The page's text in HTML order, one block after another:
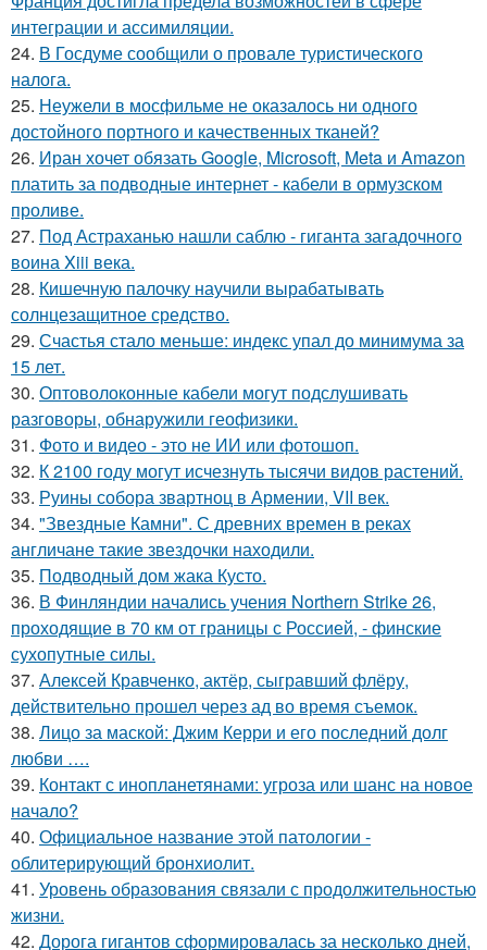
интеграции и ассимиляции.
24. В Госдуме сообщили о провале туристического
налога.
25. Неужели в мосфильме не оказалось ни одного
достойного портного и качественных тканей?
26. Иран хочет обязать Google, Microsoft, Meta и Amazon
платить за подводные интернет - кабели в ормузском
проливе.
27. Под Астраханью нашли саблю - гиганта загадочного
воина Xiii века.
28. Кишечную палочку научили вырабатывать
солнцезащитное средство.
29. Счастья стало меньше: индекс упал до минимума за
15 лет.
30. Оптоволоконные кабели могут подслушивать
разговоры, обнаружили геофизики.
31. Фото и видео - это не ИИ или фотошоп.
32. К 2100 году могут исчезнуть тысячи видов растений.
33. Руины собора звартноц в Армении, VII век.
34. "Звездные Камни". С древних времен в реках
англичане такие звездочки находили.
35. Подводный дом жака Кусто.
36. В Финляндии начались учения Northern Strike 26,
проходящие в 70 км от границы с Россией, - финские
сухопутные силы.
37. Алексей Кравченко, актёр, сыгравший флёру,
действительно прошел через ад во время съемок.
38. Лицо за маской: Джим Керри и его последний долг
любви ….
39. Контакт с инопланетянами: угроза или шанс на новое
начало?
40. Официальное название этой патологии -
облитерирующий бронхиолит.
41. Уровень образования связали с продолжительностью
жизни.
42. Дорога гигантов сформировалась за несколько дней,